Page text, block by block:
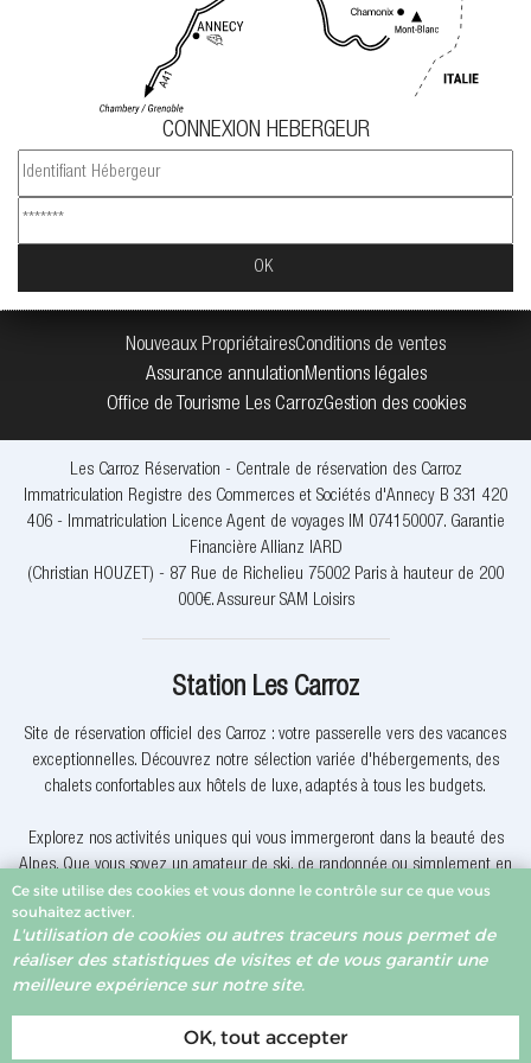
CONNEXION HEBERGEUR
Nouveaux PropriétairesConditions de ventes
Assurance annulationMentions légales
Office de Tourisme Les CarrozGestion des cookies
Les Carroz Réservation - Centrale de réservation des Carroz
Immatriculation Registre des Commerces et Sociétés d'Annecy B 331 420
406 - Immatriculation Licence Agent de voyages IM 074150007. Garantie
Financière Allianz IARD
(Christian HOUZET) - 87 Rue de Richelieu 75002 Paris à hauteur de 200
000€. Assureur SAM Loisirs
Station Les Carroz
Site de réservation officiel des Carroz : votre passerelle vers des vacances
exceptionnelles. Découvrez notre sélection variée d'hébergements, des
chalets confortables aux hôtels de luxe, adaptés à tous les budgets.
Explorez nos activités uniques qui vous immergeront dans la beauté des
Alpes. Que vous soyez un amateur de ski, de randonnée ou simplement en
quête de détente, nous avons quelque chose pour vous.
Pourquoi réserver avec nous? Nous offrons des offres exclusives, une
assistance client dévouée et la garantie du meilleur prix. Votre expérience
de réservation est notre priorité.
Ce site utilise des cookies et vous donne le contrôle sur ce que vous
souhaitez activer.
L'utilisation de cookies ou autres traceurs nous permet de
réaliser des statistiques de visites et de vous garantir une
meilleure expérience sur notre site.
OK, tout accepter